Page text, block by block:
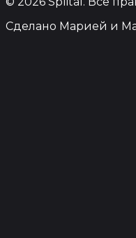
Сделано Марией и